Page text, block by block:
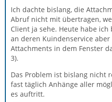
Ich dachte bislang, die
Abruf nicht mit übertragen,
Client ja sehe. Heute habe
an deren Kuindenservice
Attachments in dem Fenster
3).
Das Problem ist bislang nicht
fast täglich Anhänge aller
es auftritt.